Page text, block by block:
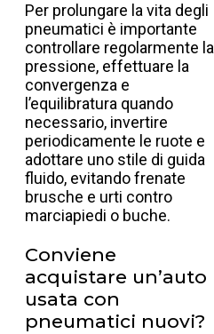
Per prolungare la vita degli
pneumatici è importante
controllare regolarmente la
pressione, effettuare la
convergenza e
l’equilibratura quando
necessario, invertire
periodicamente le ruote e
adottare uno stile di guida
fluido, evitando frenate
brusche e urti contro
marciapiedi o buche.
Conviene
acquistare un’auto
usata con
pneumatici nuovi?